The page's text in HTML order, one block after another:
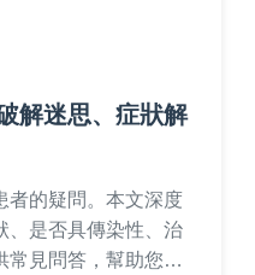
解迷思、症狀解
者的疑問。本文深度
、是否具傳染性、治
常見問答，幫助您徹